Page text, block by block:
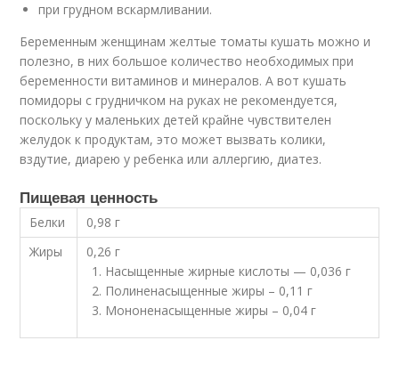
при грудном вскармливании.
Беременным женщинам желтые томаты кушать можно и
полезно, в них большое количество необходимых при
беременности витаминов и минералов. А вот кушать
помидоры с грудничком на руках не рекомендуется,
поскольку у маленьких детей крайне чувствителен
желудок к продуктам, это может вызвать колики,
вздутие, диарею у ребенка или аллергию, диатез.
Пищевая ценность
Белки
0,98 г
Жиры
0,26 г
Насыщенные жирные кислоты — 0,036 г
Полиненасыщенные жиры – 0,11 г
Мононенасыщенные жиры – 0,04 г